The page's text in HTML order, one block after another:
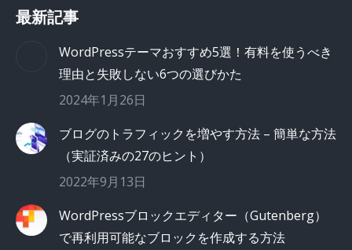
最新記事
WordPressテーマおすすめ5選！有料を使うべき
理由と失敗しない6つの選びかた
2024年1月26日
ブログのトラフィックを増やす方法 – 簡単な方法
（実証済みの27のヒント）
2022年9月13日
WordPressブロックエディター（Gutenberg）
で再利用可能なブロックを作成する方法